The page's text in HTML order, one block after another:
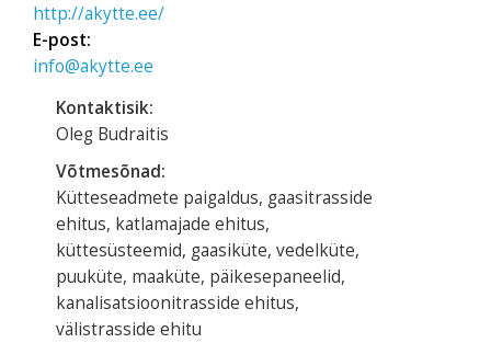
http://akytte.ee/
E-post:
info@akytte.ee
Kontaktisik:
Oleg Budraitis
Võtmesõnad:
Kütteseadmete paigaldus, gaasitrasside
ehitus, katlamajade ehitus,
küttesüsteemid, gaasiküte, vedelküte,
puuküte, maaküte, päikesepaneelid,
kanalisatsioonitrasside ehitus,
välistrasside ehitu